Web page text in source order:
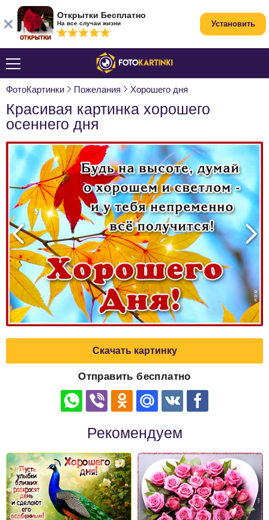
ФотоКартинки Пожелания Хорошего дня
Красивая картинка хорошего
осеннего дня
Скачать картинку
Отправить бесплатно
Рекомендуем
Открытки Бесплатно
На все случаи жизни Установить